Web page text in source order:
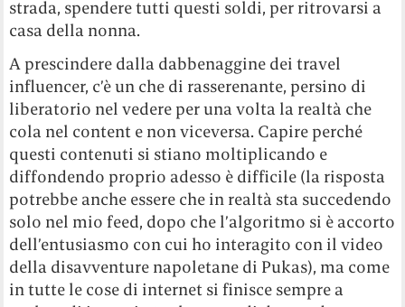
strada, spendere tutti questi soldi, per ritrovarsi a
casa della nonna.
A prescindere dalla dabbenaggine dei travel
influencer, c’è un che di rasserenante, persino di
liberatorio nel vedere per una volta la realtà che
cola nel content e non viceversa. Capire perché
questi contenuti si stiano moltiplicando e
diffondendo proprio adesso è difficile (la risposta
potrebbe anche essere che in realtà sta succedendo
solo nel mio feed, dopo che l’algoritmo si è accorto
dell’entusiasmo con cui ho interagito con il video
della disavventure napoletane di Pukas), ma come
in tutte le cose di internet si finisce sempre a